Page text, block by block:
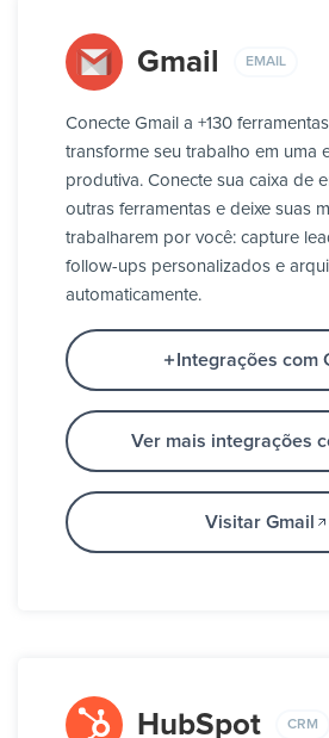
Gmail EMAIL
Conecte Gmail a +130
transforme seu trabalho em uma
produtiva. Conecte sua caixa de
outras ferramentas e deixe suas
trabalharem por você: capture
follow-ups personalizados e
automaticamente.
Integrações com
Ver mais integrações
Visitar Gmail
HubSpot CRM